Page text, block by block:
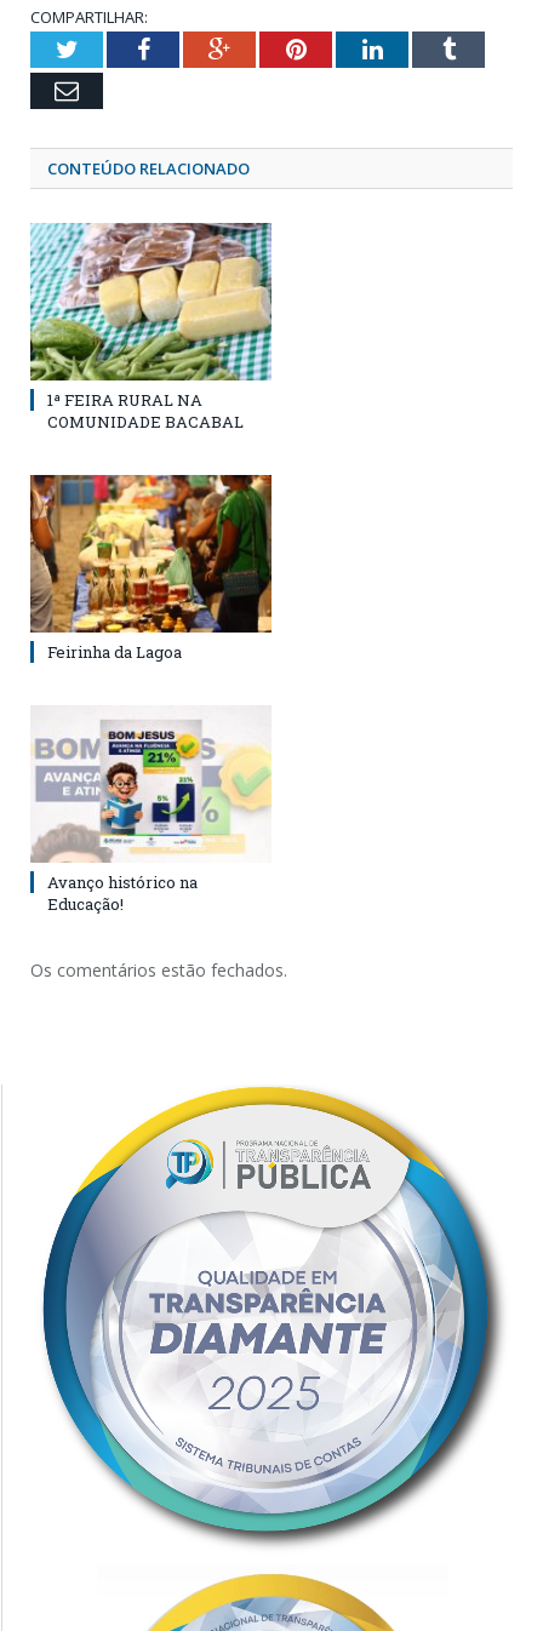
COMPARTILHAR:
TwitterFacebookGoogle+PinterestLinkedInTumblr
Email
CONTEÚDO RELACIONADO
1ª FEIRA RURAL NA
COMUNIDADE BACABAL
Feirinha da Lagoa
Avanço histórico na
Educação!
Os comentários estão fechados.